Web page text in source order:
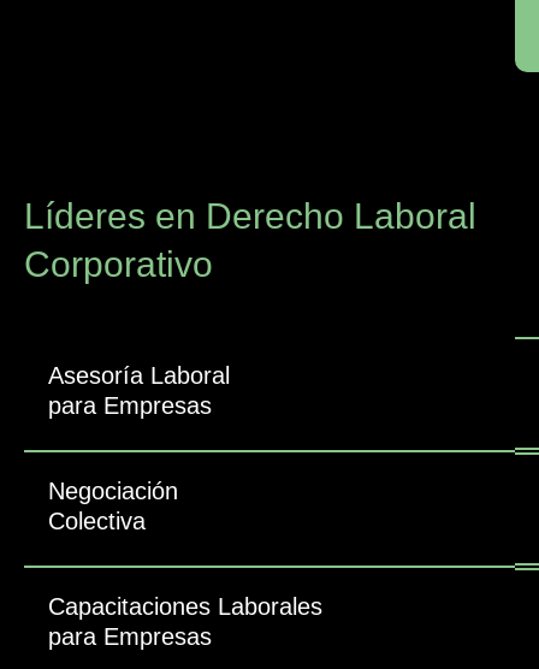
Líderes en Derecho Laboral
Corporativo
Asesoría Laboral
para Empresas
Negociación
Colectiva
Capacitaciones Laborales
para Empresas